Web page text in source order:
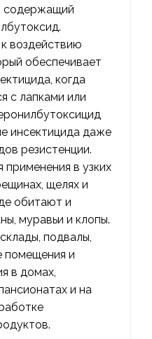
содержащий
воздействию
обеспечивает
когда
с лапками или
инсектицида даже
резистенции.
применения в узких
щелях и
обитают и
муравьи и клопы.
подвалы,
помещения и
в домах,
и на